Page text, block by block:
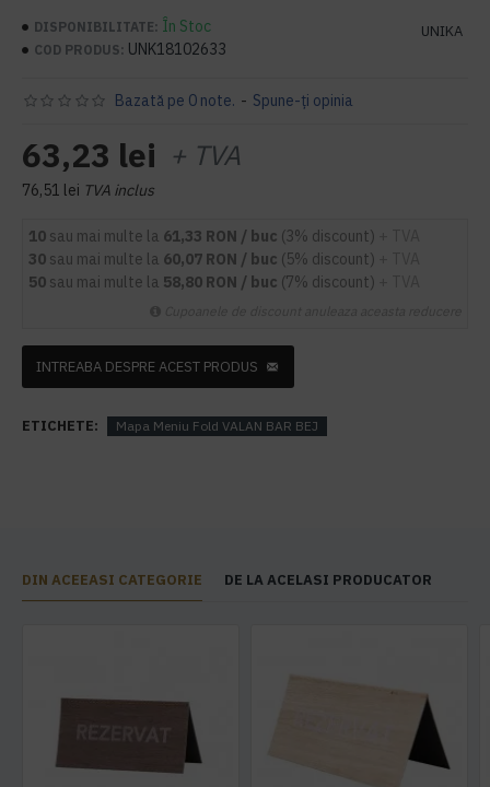
DISPONIBILITATE: În Stoc
COD PRODUS: UNK18102633
UNIKA
Bazată pe 0 note. - Spune-ţi opinia
63,23 lei + TVA
76,51 lei TVA inclus
10 sau mai multe la 61,33 RON / buc (3% discount)
30 sau mai multe la 60,07 RON / buc (5% discount)
50 sau mai multe la 58,80 RON / buc (7% discount)
INTREABA DESPRE ACEST PRODUS
ETICHETE: Mapa Meniu Fold VALAN BAR BEJ
DIN ACEEASI CATEGORIE DE LA ACELASI PRODUCATOR